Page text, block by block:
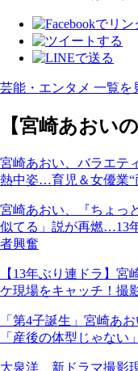
芸能・エンタメ 一覧を
【宮崎あおい
宮崎あおい、バラエテ
熱中姿…育児＆女優業“
宮崎あおい、『ちょっ
似てる」説が再燃…13
者興奮
【13年ぶり連ドラ】
ケ現場をキャッチ！撮
「第4子誕生」宮崎あ
「産後の体型じゃない
大泉洋、新ドラマ撮影